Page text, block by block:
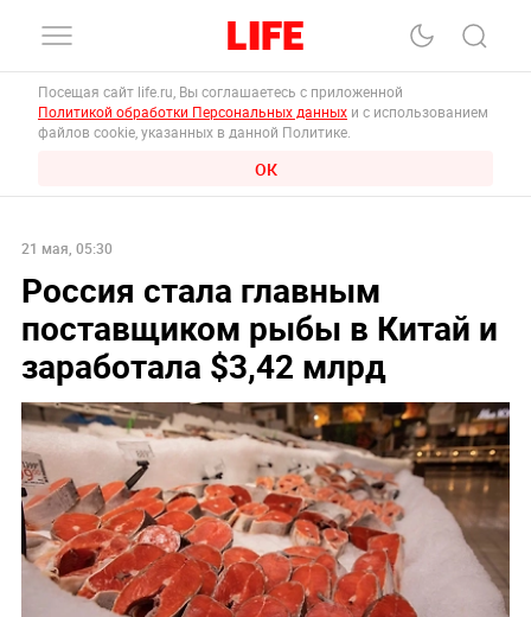
Посещая сайт life.ru, Вы соглашаетесь с приложенной
Политикой обработки Персональных данных и с использованием
файлов cookie, указанных в данной Политике.
ОК
21 мая, 05:30
Россия стала главным
поставщиком рыбы в Китай и
заработала $3,42 млрд